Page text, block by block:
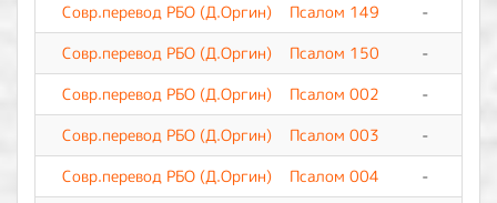
Совр.перевод РБО (Д.Оргин)
Псалом 149 -
Совр.перевод РБО (Д.Оргин)
Псалом 150 -
Совр.перевод РБО (Д.Оргин)
Псалом 002 -
Совр.перевод РБО (Д.Оргин)
Псалом 003 -
Совр.перевод РБО (Д.Оргин)
Псалом 004 -